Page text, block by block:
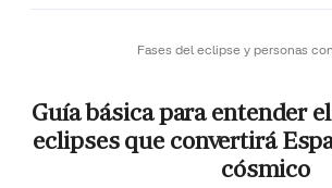
Fases del eclipse y personas
Guía básica para entender
eclipses que convertirá
cósmico